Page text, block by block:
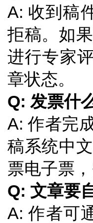
A: 收到稿
拒稿。如
进行专家
章状态。
Q: 发票什
A: 作者完
稿系统中
票电子票
Q: 文章要
A: 作者可